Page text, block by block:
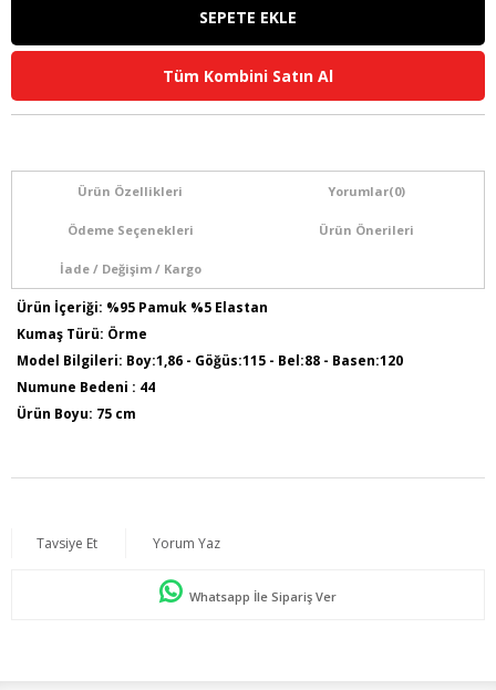
Tüm Kombini Satın Al
Ürün Özellikleri Yorumlar(0)
Ödeme Seçenekleri Ürün Önerileri
İade / Değişim / Kargo
Ürün İçeriği: %95 Pamuk %5 Elastan
Kumaş Türü: Örme
Model Bilgileri: Boy:1,86 - Göğüs:115 - Bel:88 - Basen:120
Numune Bedeni : 44
Ürün Boyu: 75 cm
Tavsiye Et Yorum Yaz
Whatsapp İle Sipariş Ver